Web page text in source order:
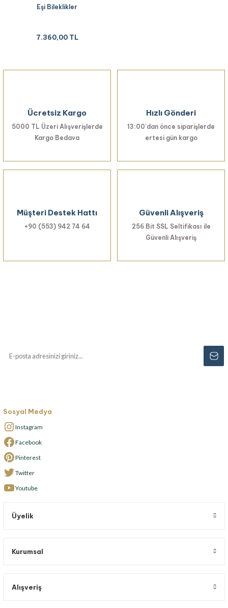
Eşi Bileklikler
7.360,00 TL
Ücretsiz Kargo
5000 TL Üzeri Alışverişlerde
Kargo Bedava
Hızlı Gönderi
13:00’dan önce siparişlerde
ertesi gün kargo
Müşteri Destek Hattı
+90 (553) 942 74 64
Güvenli Alışveriş
256 Bit SSL Seltifikası ile
Güvenli Alışveriş
Sosyal Medya
Instagram
Facebook
Pinterest
Twitter
Youtube
Üyelik
Kurumsal
Alışveriş